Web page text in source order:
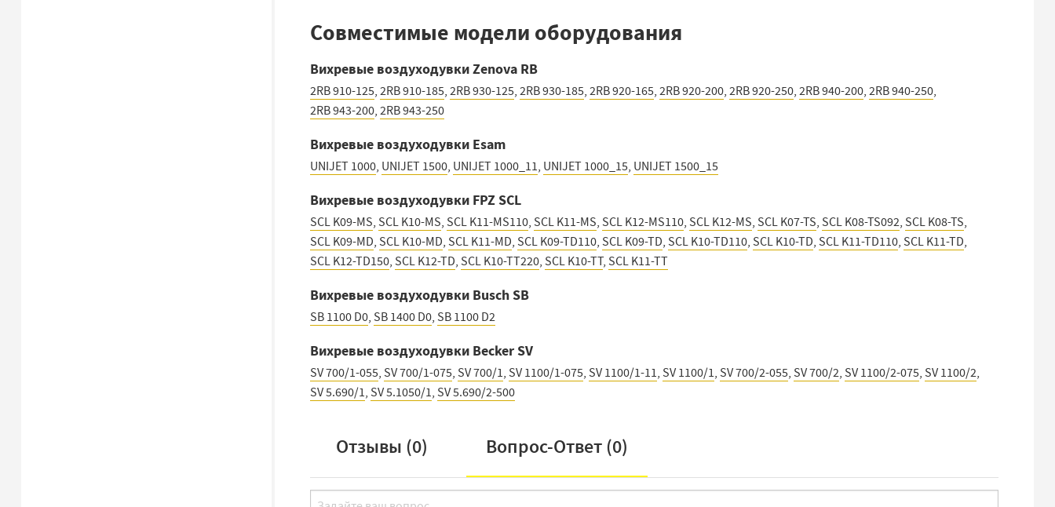
Совместимые модели оборудования
Вихревые воздуходувки Zenova RB
2RB 910-125, 2RB 910-185, 2RB 930-125, 2RB 930-185, 2RB 920-165, 2RB 920-200, 2RB 920-250, 2RB 940-200, 2RB 940-250,
2RB 943-200, 2RB 943-250
Вихревые воздуходувки Esam
UNIJET 1000, UNIJET 1500, UNIJET 1000_11, UNIJET 1000_15, UNIJET 1500_15
Вихревые воздуходувки FPZ SCL
SCL K09-MS, SCL K10-MS, SCL K11-MS110, SCL K11-MS, SCL K12-MS110, SCL K12-MS, SCL K07-TS, SCL K08-TS092, SCL K08-TS,
SCL K09-MD, SCL K10-MD, SCL K11-MD, SCL K09-TD110, SCL K09-TD, SCL K10-TD110, SCL K10-TD, SCL K11-TD110, SCL K11-TD,
SCL K12-TD150, SCL K12-TD, SCL K10-TT220, SCL K10-TT, SCL K11-TT
Вихревые воздуходувки Busch SB
SB 1100 D0, SB 1400 D0, SB 1100 D2
Вихревые воздуходувки Becker SV
SV 700/1-055, SV 700/1-075, SV 700/1, SV 1100/1-075, SV 1100/1-11, SV 1100/1, SV 700/2-055, SV 700/2, SV 1100/2-075, SV 1100/2,
SV 5.690/1, SV 5.1050/1, SV 5.690/2-500
Отзывы (0) Вопрос-Ответ (0)